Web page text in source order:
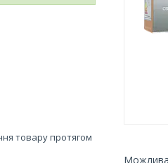
товару протягом